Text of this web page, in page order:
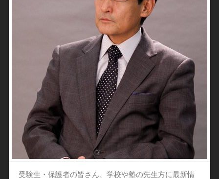
受験生・保護者の皆さん、学校や塾の先生方に最新情